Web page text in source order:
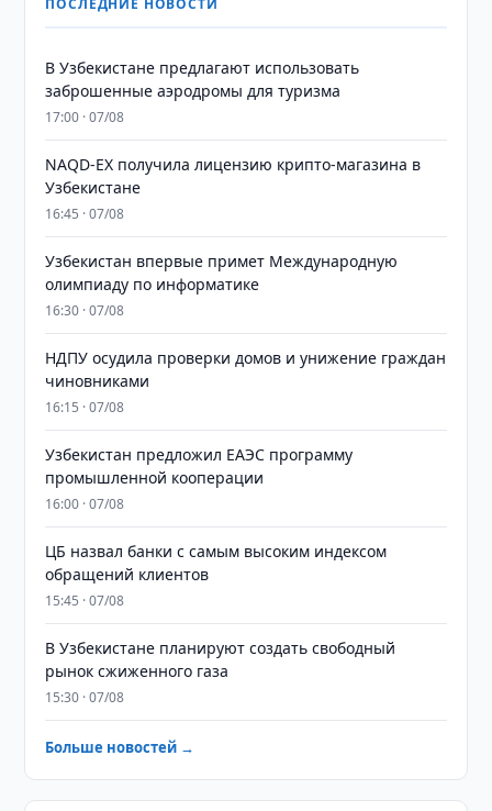
ПОСЛЕДНИЕ НОВОСТИ
В Узбекистане предлагают использовать
заброшенные аэродромы для туризма
17:00 · 07/08
NAQD-EX получила лицензию крипто-магазина в
Узбекистане
16:45 · 07/08
Узбекистан впервые примет Международную
олимпиаду по информатике
16:30 · 07/08
НДПУ осудила проверки домов и унижение граждан
чиновниками
16:15 · 07/08
Узбекистан предложил ЕАЭС программу
промышленной кооперации
16:00 · 07/08
ЦБ назвал банки с самым высоким индексом
обращений клиентов
15:45 · 07/08
В Узбекистане планируют создать свободный
рынок сжиженного газа
15:30 · 07/08
Больше новостей →